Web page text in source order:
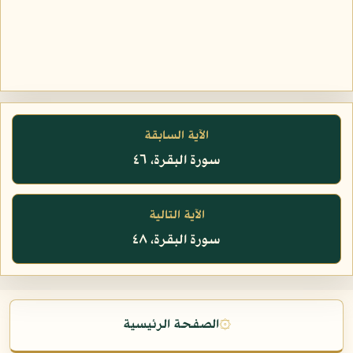
الآية السابقة
سورة البقرة، ٤٦
الآية التالية
سورة البقرة، ٤٨
۞الصفحة الرئيسية